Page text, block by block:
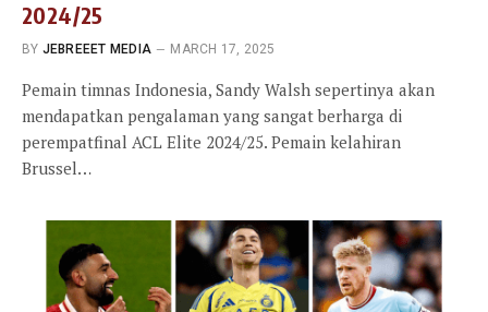
2024/25
BY JEBREEET MEDIA MARCH 17, 2025
Pemain timnas Indonesia, Sandy Walsh sepertinya akan
mendapatkan pengalaman yang sangat berharga di
perempatfinal ACL Elite 2024/25. Pemain kelahiran
Brussel…